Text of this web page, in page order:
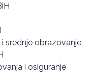
srednje obrazovanje
i osiguranje